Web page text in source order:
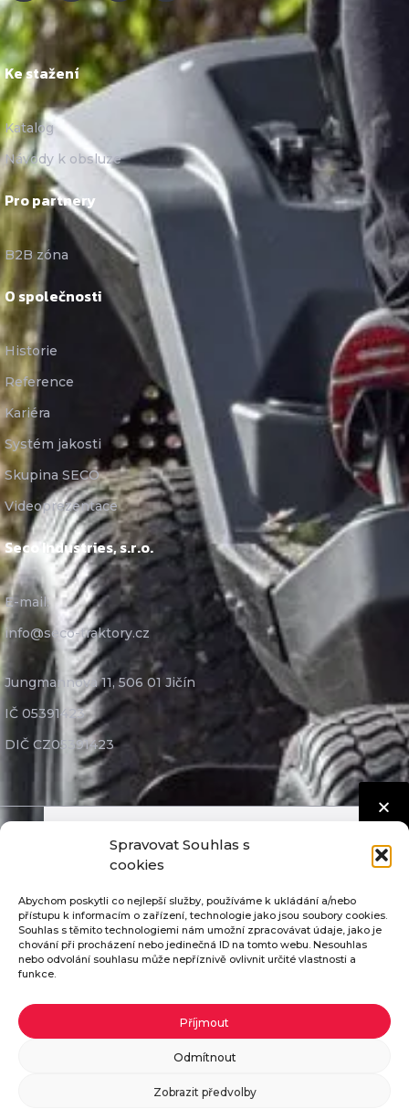
Spravovat Souhlas s
cookies
Abychom poskytli co nejlepší služby, používáme k ukládání a/nebo
přístupu k informacím o zařízení, technologie jako jsou soubory cookies.
Souhlas s těmito technologiemi nám umožní zpracovávat údaje, jako je
chování při procházení nebo jedinečná ID na tomto webu. Nesouhlas
nebo odvolání souhlasu může nepříznivě ovlivnit určité vlastnosti a
funkce.
Příjmout
Odmítnout
Zobrazit předvolby
Ke stažení
Katalog
Návody k obsluze
Pro partnery
B2B zóna
O společnosti
Historie
Reference
Kariéra
Systém jakosti
Skupina SECO
Videoprezentace
Seco Industries, s.r.o.
E-mail:
info@seco-traktory.cz
Jungmannova 11, 506 01 Jičín
IČ 05391423
DIČ CZ05391423
Seco Industries, s.r.o. ©
Díly nejvyšší kvality
Mimosoudní řešení sporů
Pošleme vám katalog ZDARMA
Pokud vyplníte potřebné údaje, zašleme vám